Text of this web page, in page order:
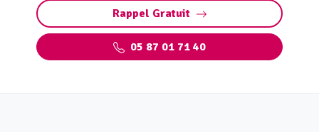
Rappel Gratuit
05 87 01 71 40